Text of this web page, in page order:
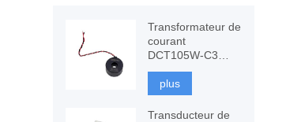
Transformateur de
courant
DCT105W-C3
120A avec
immunité CC,
mesure CT
plus
Transducteur de